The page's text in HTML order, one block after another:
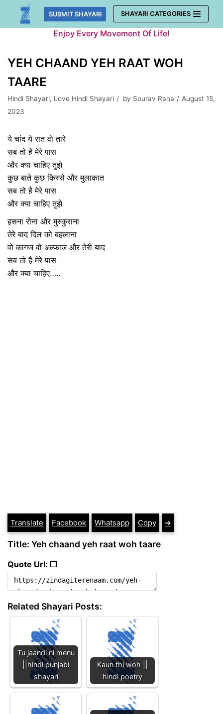
Skip
SUBMIT SHAYARI SHAYARI CATEGORIES
Enjoy Every Movement Of Life!
YEH CHAAND YEH RAAT WOH
TAARE
Hindi Shayari, Love Hindi Shayari by Sourav Rana
August 15,
2023
ये चांद ये रात वो तारे
सब तो है मेरे पास
और क्या चाहिए तुझे
कुछ बाते कुछ किस्से और मुलाकात
सब तो है मेरे पास
और क्या चाहिए तुझे
हसना रोना और मुस्कुराना
तेरे बाद दिल को बहलाना
वो कागज वो अल्फाज और तेरी याद
सब तो है मेरे पास
और क्या चाहिए…..
Translate Facebook Whatsapp Copy ➔
Title: Yeh chaand yeh raat woh taare
Quote Url: ❐
Related Shayari Posts:
Tu jaandi ni menu
||hindi punjabi
shayari
Kaun thi woh ||
hindi poetry